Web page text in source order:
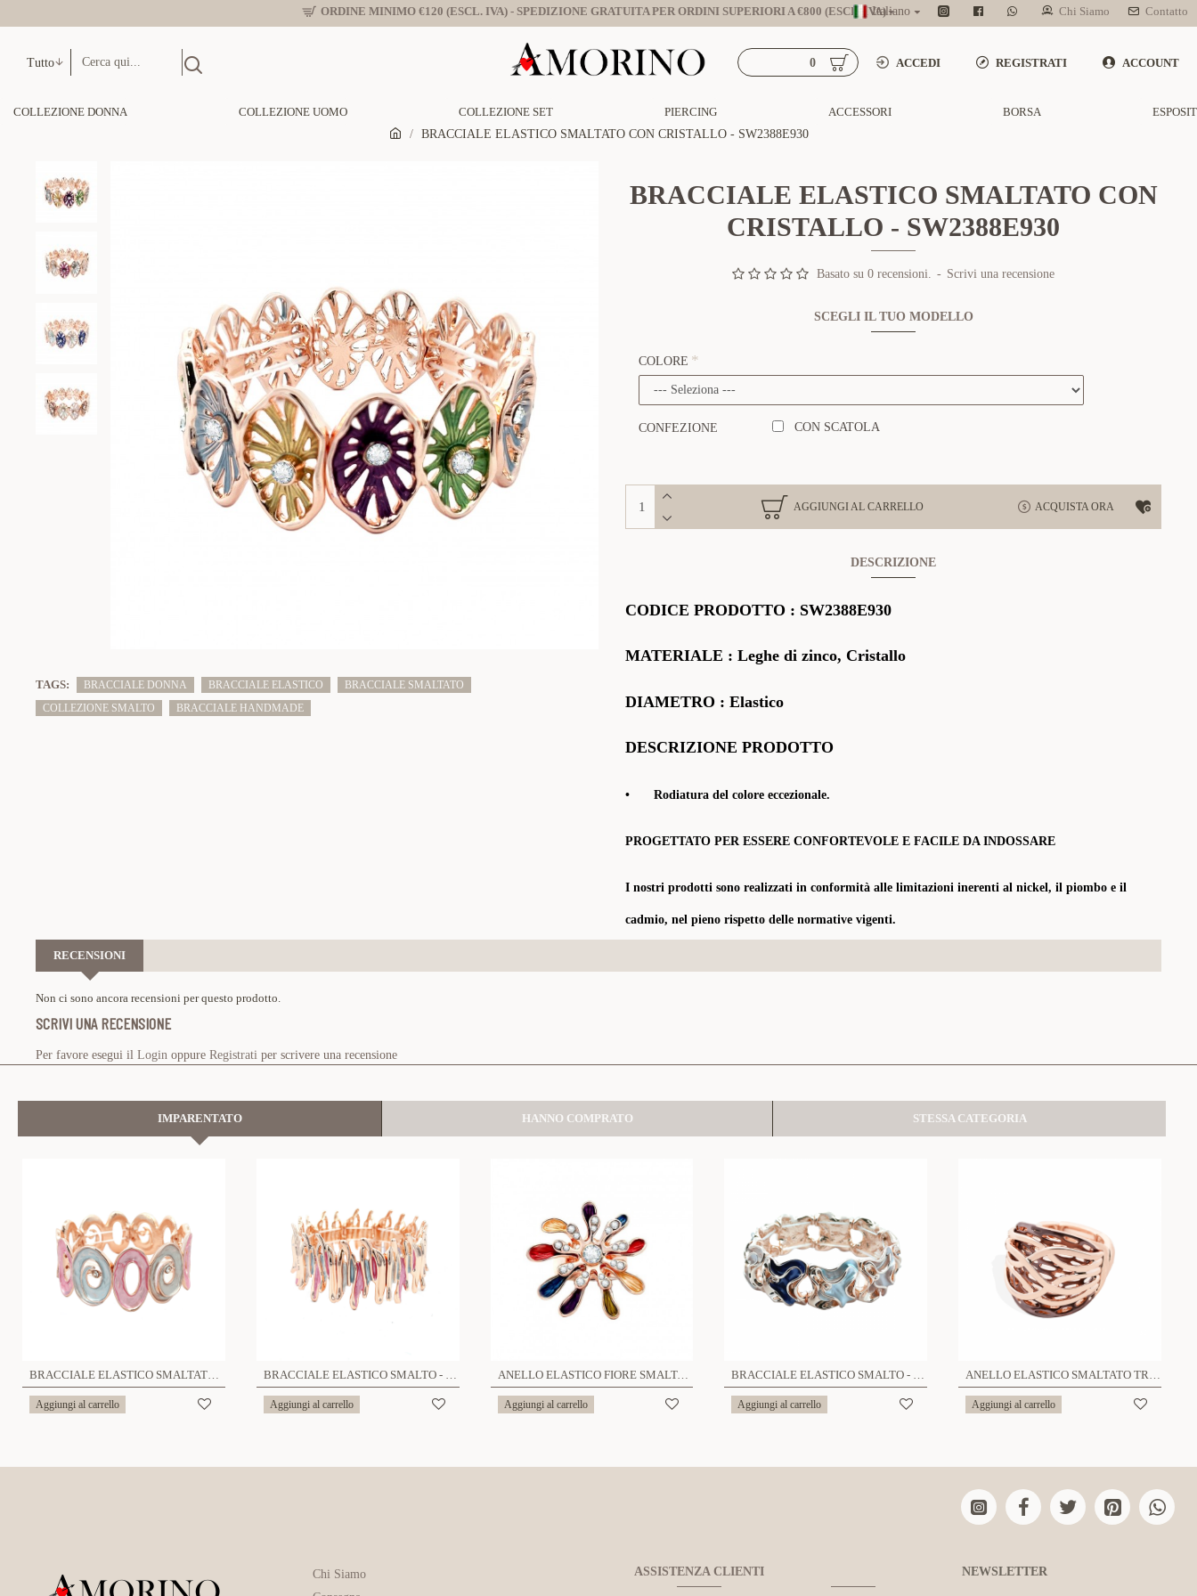
ORDINE MINIMO €120 (ESCL. IVA) - SPEDIZIONE GRATUITA PER ORDINI SUPERIORI A €800 (ESCL. IVA)Italiano Chi Siamo Contatto
Tutto ACCEDI REGISTRATI ACCOUNT
0
COLLEZIONE DONNA COLLEZIONE UOMO COLLEZIONE SET PIERCING ACCESSORI BORSA
BRACCIALE ELASTICO SMALTATO CON CRISTALLO - SW2388E930
TAGS: BRACCIALE DONNA BRACCIALE ELASTICO
BRACCIALE SMALTATO
COLLEZIONE SMALTO
BRACCIALE HANDMADE
BRACCIALE ELASTICO SMALTATO CON
CRISTALLO - SW2388E930
Basato su 0 recensioni. - Scrivi una recensione
SCEGLI IL TUO MODELLO
COLORE
CONFEZIONE CON SCATOLA
AGGIUNGI AL CARRELLO ACQUISTA ORA
DESCRIZIONE
CODICE PRODOTTO : SW2388E930
MATERIALE : Leghe di zinco, Cristallo
DIAMETRO : Elastico
DESCRIZIONE PRODOTTO
• Rodiatura del colore eccezionale.
PROGETTATO PER ESSERE CONFORTEVOLE E FACILE DA INDOSSARE
I nostri prodotti sono realizzati in conformità alle limitazioni inerenti al nickel, il piombo e il
cadmio, nel pieno rispetto delle normative vigenti.
RECENSIONI
Non ci sono ancora recensioni per questo prodotto.
SCRIVI UNA RECENSIONE
Per favore esegui il Login oppure Registrati per scrivere una recensione
IMPARENTATO HANNO COMPRATO STESSA CATEGORIA
BRACCIALE ELASTICO SMALTATO CON CRISTALLO - SW2388E934
Aggiungi al carrello
BRACCIALE ELASTICO SMALTO - SW23456E937
Aggiungi al carrello
ANELLO ELASTICO FIORE SMALTATO - SW2348E927
Aggiungi al carrello
BRACCIALE ELASTICO SMALTO - SW23456E935
Aggiungi al carrello
ANELLO ELASTICO SMALTATO TRAFORATO CON LINEE INCROCIATE - SW2444A777
Aggiungi al carrello
Chi Siamo
ASSISTENZA CLIENTI NEWSLETTER